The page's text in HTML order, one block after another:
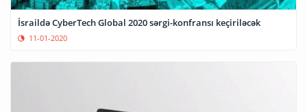
İsraildə CyberTech Global 2020 sərgi-konfransı keçiriləcək
11-01-2020